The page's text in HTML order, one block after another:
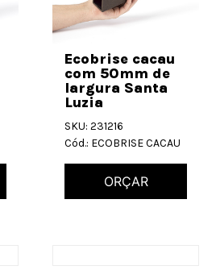
Ecobrise cacau
com 50mm de
largura Santa
Luzia
SKU: 231216
Cód.: ECOBRISE CACAU
ORÇAR